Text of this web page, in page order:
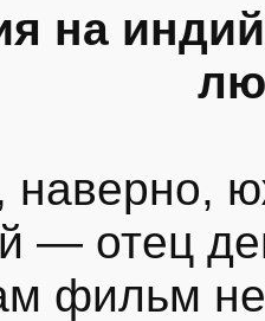
на
наверно,
— отец
фильм